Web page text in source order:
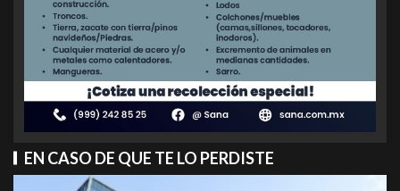
EN CASO DE QUE TE LO PERDISTE